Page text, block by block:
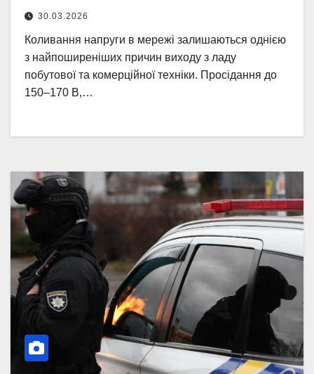
30.03.2026
Коливання напруги в мережі залишаються однією
з найпоширеніших причин виходу з ладу
побутової та комерційної техніки. Просідання до
150–170 В,…